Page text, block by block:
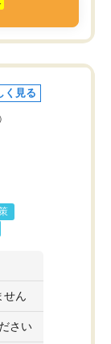
く見る
せん
さい